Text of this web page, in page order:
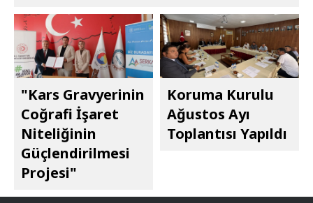
"Kars Gravyerinin
Coğrafi İşaret
Niteliğinin
Güçlendirilmesi
Projesi"
Koruma Kurulu
Ağustos Ayı
Toplantısı Yapıldı